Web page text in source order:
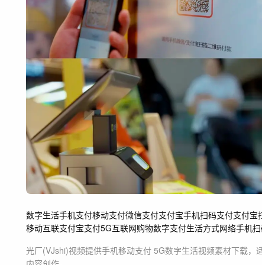
数字生活手机支付移动支付微信支付支付宝手机扫码支付支付宝
移动互联支付宝支付5G互联网购物数字支付生活方式网络手机
光厂(VJshi)视频提供手机移动支付 5G数字生活视频素材下载，